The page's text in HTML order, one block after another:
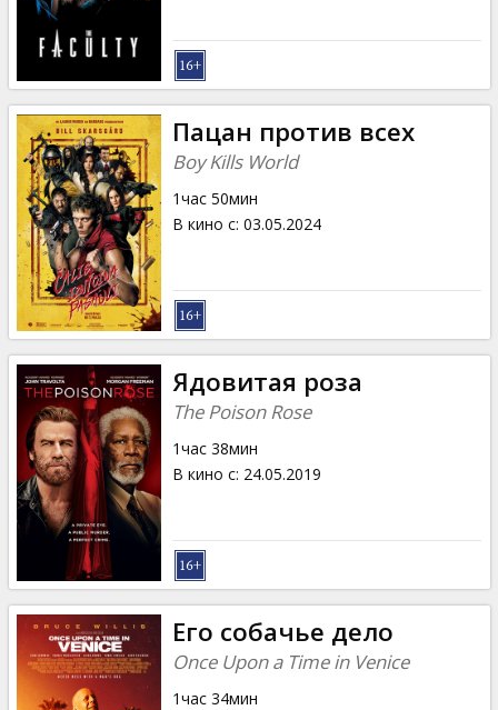
Пацан против всех
Boy Kills World
1час 50мин
В кино с: 03.05.2024
Ядовитая роза
The Poison Rose
1час 38мин
В кино с: 24.05.2019
Его собачье дело
Once Upon a Time in Venice
1час 34мин